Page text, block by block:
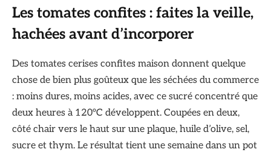
Les tomates confites : faites la veille,
hachées avant d’incorporer
Des tomates cerises confites maison donnent quelque
chose de bien plus goûteux que les séchées du commerce
: moins dures, moins acides, avec ce sucré concentré que
deux heures à 120°C développent. Coupées en deux,
côté chair vers le haut sur une plaque, huile d’olive, sel,
sucre et thym. Le résultat tient une semaine dans un pot